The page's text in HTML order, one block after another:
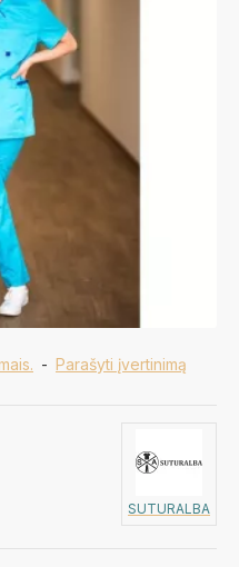
- Parašyti įvertinimą
SUTURALBA